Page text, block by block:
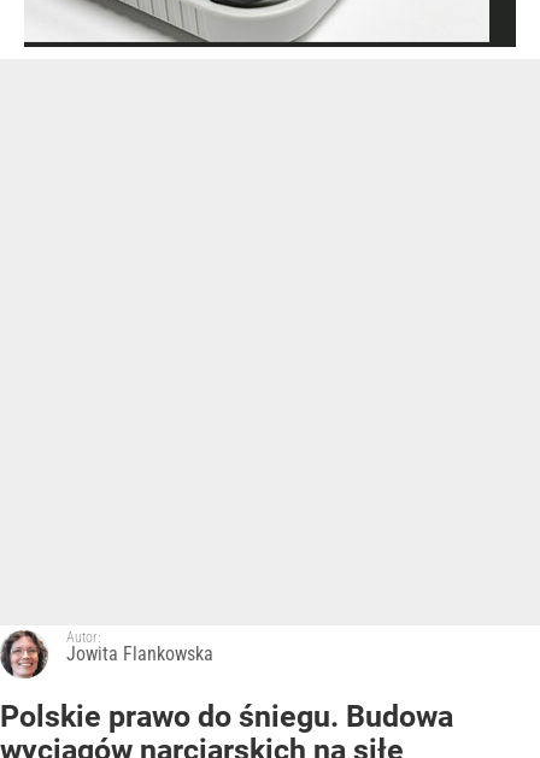
Autor:
Jowita Flankowska
Polskie prawo do śniegu. Budowa
wyciągów narciarskich na siłę